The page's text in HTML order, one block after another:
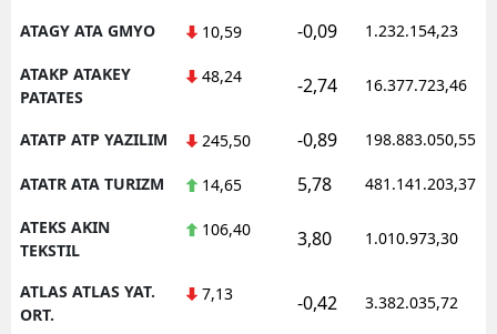
ATAGY ATA GMYO 10,59 -0,09 1.232.154,23
ATAKP ATAKEY
PATATES
48,24 -2,74 16.377.723,46
ATATP ATP YAZILIM 245,50 -0,89 198.883.050,55
ATATR ATA TURIZM 14,65 5,78 481.141.203,37
ATEKS AKIN
TEKSTIL
106,40 3,80 1.010.973,30
ATLAS ATLAS YAT.
ORT.
7,13 -0,42 3.382.035,72